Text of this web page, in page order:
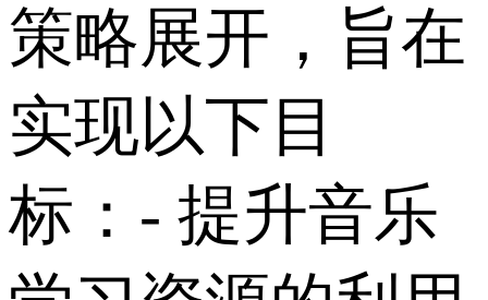
策略展开，旨在
实现以下目
标： - 提升音乐